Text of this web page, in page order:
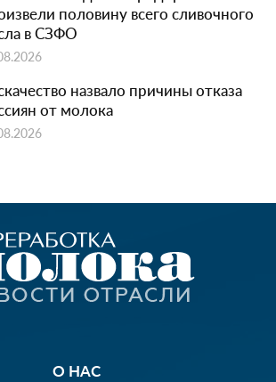
половину всего сливочного
в СЗФО
назвало причины отказа
от молока
О НАС